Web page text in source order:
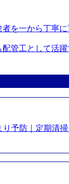
を一から丁寧
管工として活
り予防｜定期清